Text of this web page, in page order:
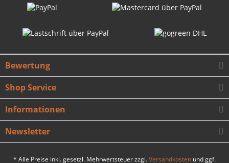
Bewertung
Shop Service
Informationen
Newsletter
* Alle Preise inkl. gesetzl. Mehrwertsteuer zzgl.Versandkosten und ggf.